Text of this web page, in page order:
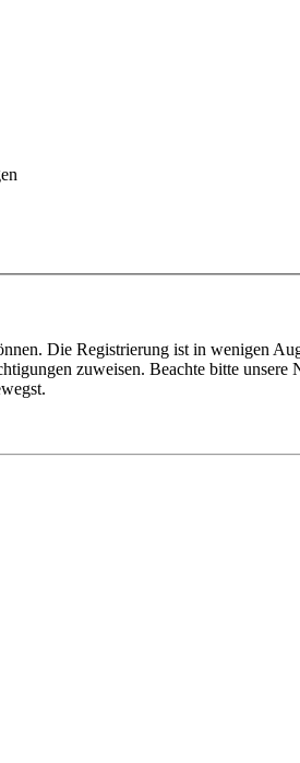
Die Registrierung ist in wenigen
zuweisen. Beachte bitte